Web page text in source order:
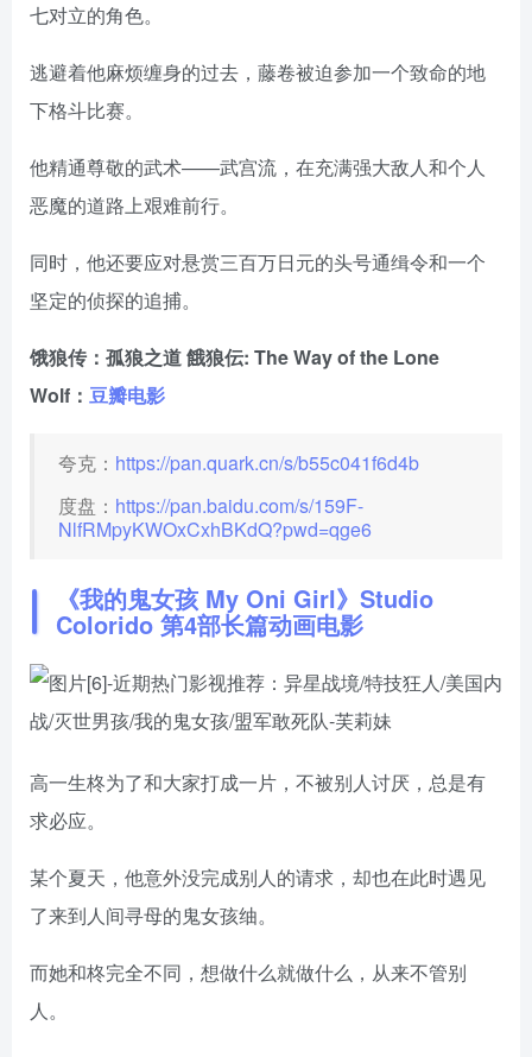
七对立的角色。
逃避着他麻烦缠身的过去，藤卷被迫参加一个致命的地
下格斗比赛。
他精通尊敬的武术——武宫流，在充满强大敌人和个人
恶魔的道路上艰难前行。
同时，他还要应对悬赏三百万日元的头号通缉令和一个
坚定的侦探的追捕。
饿狼传：孤狼之道 餓狼伝: The Way of the Lone
Wolf： 豆瓣电影
夸克： https://pan.quark.cn/s/b55c041f6d4b
度盘： https://pan.baidu.com/s/159F-
NlfRMpyKWOxCxhBKdQ?pwd=qge6
《我的鬼女孩 My Oni Girl》Studio
Colorido 第4部长篇动画电影
高一生柊为了和大家打成一片，不被别人讨厌，总是有
求必应。
某个夏天，他意外没完成别人的请求，却也在此时遇见
了来到人间寻母的鬼女孩䌷。
而她和柊完全不同，想做什么就做什么，从来不管别
人。